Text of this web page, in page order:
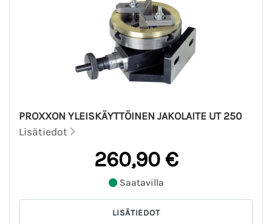
PROXXON YLEISKÄYTTÖINEN JAKOLAITE UT 250
Lisätiedot
260,90 €
Saatavilla